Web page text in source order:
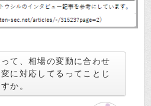
て、相場の変動に合わせ
に対応してるってことじ
か。